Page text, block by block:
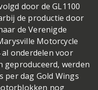
door de GL1100
de productie door
de Verenigde
Motorcycle
al onderdelen voor
geproduceerd, werden
per dag Gold Wings
nog